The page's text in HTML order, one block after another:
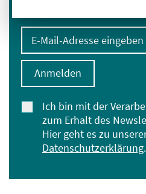
E-Mail-Adresse eingeben
Ich bin mit der
zum Erhalt des
Hier geht es zu
Datenschutzerklärung.
Anmelden